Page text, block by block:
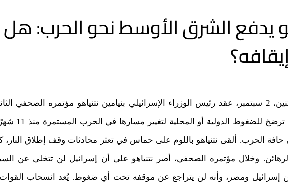
يدفع الشرق الأوسط نحو الحرب: هل
إسرائيل
حافة الحرب. ألقى نتنياهو باللوم على حماس في تعثر محادثات وقف إطلاق النار،
وخلال مؤتمره الصحفي، أصر نتنياهو على أن إسرائيل لن تتخلى عن
إسرائيل ومصر، وأنه لن يتراجع عن موقفه تحت أي ضغوط. يُعد انسحاب القوات